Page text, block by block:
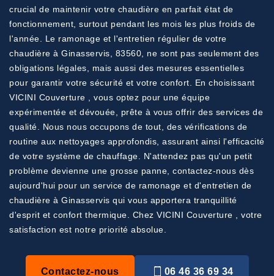
crucial de maintenir votre chaudière en parfait état de
fonctionnement, surtout pendant les mois les plus froids de
l'année. Le ramonage et l'entretien régulier de votre
chaudière à Ginasservis, 83560, ne sont pas seulement des
obligations légales, mais aussi des mesures essentielles
pour garantir votre sécurité et votre confort. En choisissant
VICINI Couverture , vous optez pour une équipe
expérimentée et dévouée, prête à vous offrir des services de
qualité. Nous nous occupons de tout, des vérifications de
routine aux nettoyages approfondis, assurant ainsi l'efficacité
de votre système de chauffage. N'attendez pas qu'un petit
problème devienne une grosse panne, contactez-nous dès
aujourd'hui pour un service de ramonage et d'entretien de
chaudière à Ginasservis qui vous apportera tranquillité
d'esprit et confort thermique. Chez VICINI Couverture , votre
satisfaction est notre priorité absolue.
Contactez-nous 06 46 36 69 34